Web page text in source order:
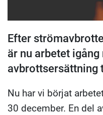
Efter
är nu arbetet
avbrottsersättning
Nu har vi börjat
30 december. En del